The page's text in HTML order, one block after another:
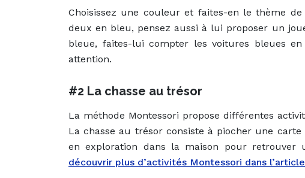
Choisissez une couleur et faites-en le thème
deux en bleu, pensez aussi à lui proposer un
bleue, faites-lui compter les voitures bleues
attention.
#2 La chasse au trésor
La méthode Montessori propose différentes
La chasse au trésor consiste à piocher une
en exploration dans la maison pour retrouver
découvrir plus d’activités Montessori dans l’article